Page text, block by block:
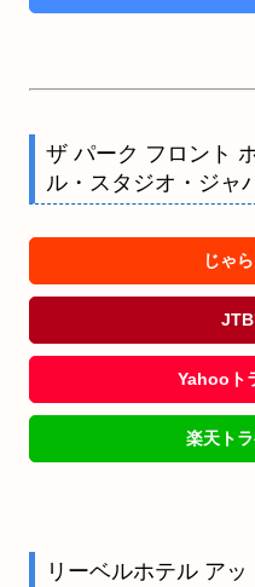
ザ パーク フロント
ル・スタジオ・ジャ
じゃ
Yahooト
楽天ト
リーベルホテル ア